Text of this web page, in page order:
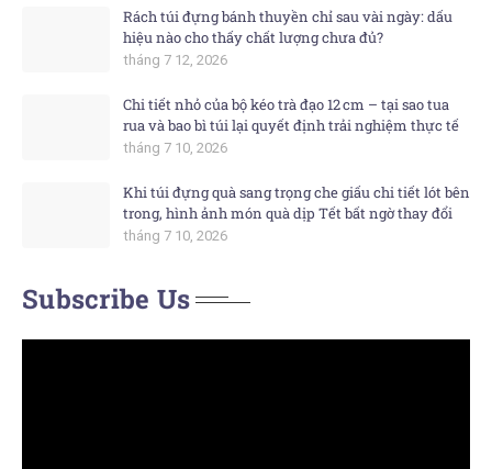
Rách túi đựng bánh thuyền chỉ sau vài ngày: dấu
hiệu nào cho thấy chất lượng chưa đủ?
tháng 7 12, 2026
Chi tiết nhỏ của bộ kéo trà đạo 12 cm – tại sao tua
rua và bao bì túi lại quyết định trải nghiệm thực tế
tháng 7 10, 2026
Khi túi đựng quà sang trọng che giấu chi tiết lót bên
trong, hình ảnh món quà dịp Tết bất ngờ thay đổi
tháng 7 10, 2026
Subscribe Us